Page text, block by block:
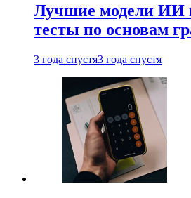
Лучшие модели ИИ
тесты по основам
3 года спустя3 года спустя